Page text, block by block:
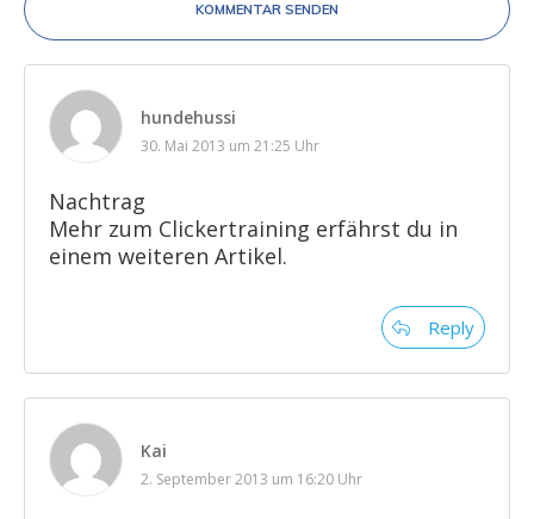
KOMMENTAR SENDEN
hundehussi
30. Mai 2013 um 21:25 Uhr
Nachtrag
Mehr zum Clickertraining erfährst du in
einem weiteren Artikel.
Reply
Kai
2. September 2013 um 16:20 Uhr